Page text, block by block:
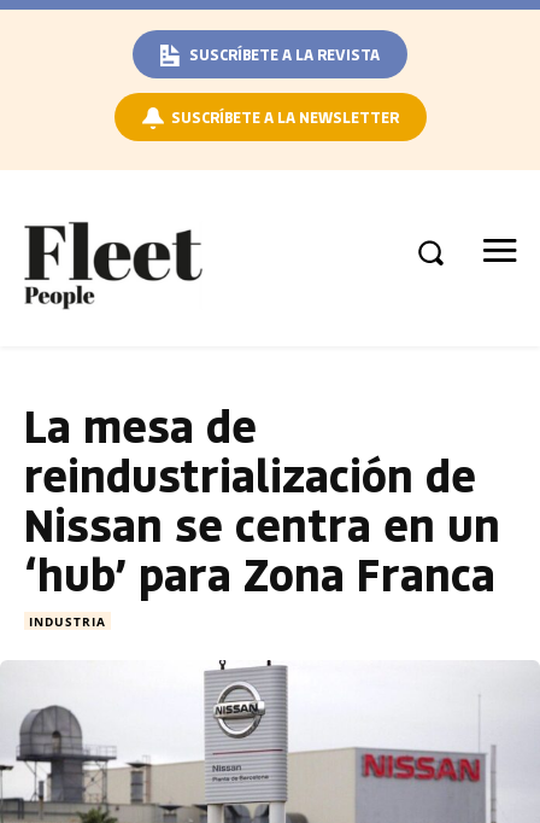
SUSCRÍBETE A LA REVISTA
SUSCRÍBETE A LA NEWSLETTER
La mesa de
reindustrialización de
Nissan se centra en un
‘hub’ para Zona Franca
INDUSTRIA